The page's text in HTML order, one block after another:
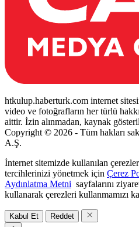
htkulup.haberturk.com internet
video ve fotoğrafların her türlü
aittir. İzin alınmadan, kaynak
Copyright © 2026 - Tüm hakları
A.Ş.
İnternet sitemizde kullanılan
tercihlerinizi yönetmek için Çerez
Aydınlatma Metni sayfalarını
kullanarak çerezleri kullanmamızı
Kabul Et Reddet